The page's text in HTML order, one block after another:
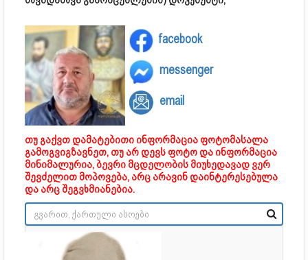
facebook
messenger
email
თუ გაქვთ დამატებითი ინფორმაცია ფოტომასალა
გამოგვიგზავნეთ, თუ არ დევს ფოტო და ინფორმაცია
მინიმალურია, ბევრი მცდელობის მიუხედავად ვერ
შევძელით მოპოვება, არც არავინ დაინტერესებულა
და არც შეგვხმიანებია.